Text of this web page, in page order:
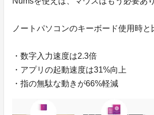
ノートパソコンのキーボード使用時と
・数字入力速度は2.3倍
・アプリの起動速度は31%向上
・指の無駄な動きが66%軽減